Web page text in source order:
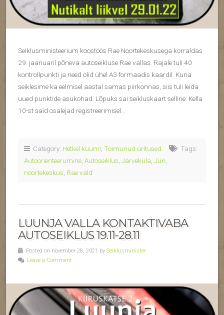
Seiklusministeerium koostöös Rae Noortekeskusega korraldas
29. jaanuaril põneva autoseikluse Rae vallas. Rajale tuli 40
kontrollpunkti ja need olid ühel A3 formaadis kaardil. Kuna
seiklesime ka eelmisel aastal samas piirkonnas, siis tuli leida
uued punktide asukohad. Lõpuks sai seikluskaart selline: Kella
10-st said osalejad registreerimisel…
Category: Hetkel kuum! Toimunud üritused
Tags:
Autoorienteerumine Autoseiklus Järveküla Jüri
noortekeskus Rae vald
LUUNJA VALLA KONTAKTIVABA
AUTOSEIKLUS 19.11-28.11
Posted on november 28, 2021 by Seiklusminister
Leave a Comment